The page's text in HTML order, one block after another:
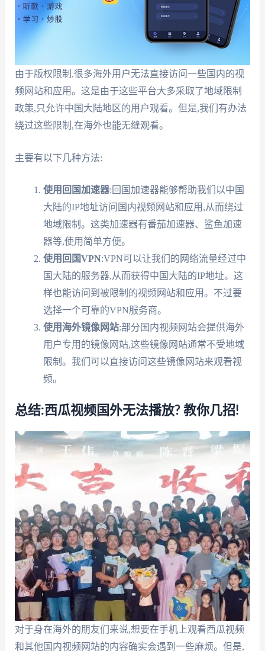
由于版权限制,很多海外用户无法直接访问一些国内的视
频网站和应用。这是由于这些平台大多采取了地域限制
政策,只允许中国大陆地区的用户观看。但是,我们有办法
绕过这些限制,在海外也能无缝观看。
主要有以下几种方法:
使用回国加速器:回国加速器能够帮助我们以中国
大陆的IP地址访问国内视频网站和应用,从而绕过
地域限制。这类加速器有番茄加速器、鲨鱼加速
器等,使用简单方便。
使用回国VPN:VPN可以让我们的网络流量经过中
国大陆的服务器,从而获得中国大陆的IP地址。这
样也能访问到被限制的视频网站和应用。不过要
选择一个可靠的VPN服务商。
使用海外镜像网站:部分国内视频网站会提供海外
用户专用的镜像网站,这些镜像网站通常不受地域
限制。我们可以直接访问这些镜像网站来观看视
频。
总结:西瓜视频国外无法播放? 教你几招!
对于身在海外的朋友们来说,想要在手机上观看西瓜视频
和其他国内视频网站的内容确实会遇到一些麻烦。但是,